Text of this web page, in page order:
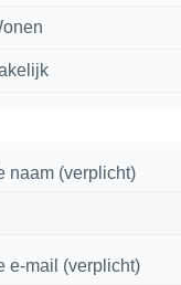
naam (verplicht)
e-mail (verplicht)